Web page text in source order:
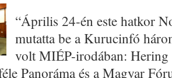
“Április 24-én este hatkor
mutatta be a Kurucinfó
volt MIÉP-irodában: Hering
Panoráma és a Magyar